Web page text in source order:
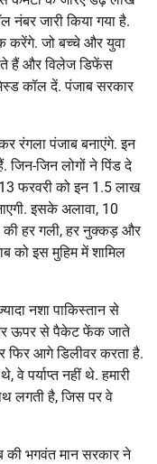
नंबर जारी किया गया है.
करेंगे. जो बच्चे और युवा
हैं और विलेज डिफेंस
कॉल दें. पंजाब सरकार
रंगला पंजाब बनाएंगे. इन
जिन-जिन लोगों ने पिंड दे
फरवरी को इन 1.5 लाख
इसके अलावा, 10
की हर गली, हर नुक्कड़ और
को इस मुहिम में शामिल
नशा पाकिस्तान से
ऊपर से पैकेट फेंक जाते
फिर आगे डिलीवर करता है.
पर्याप्त नहीं थे. हमारी
लगती है, जिस पर वे
की भगवंत मान सरकार ने